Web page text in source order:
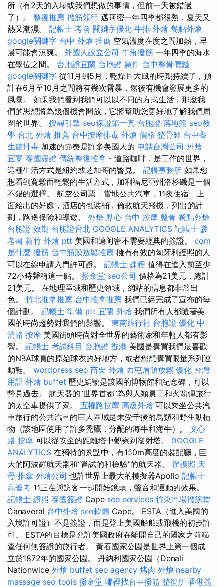
所（有2天的入場或我們想做的事情，但前一天被錯過
了）。 整復推薦 撥筋領行 邁阿密一年四季都很熱，夏天又
熱又潮濕。 記帳士 考前 關鍵字優化 牛排 外燴 餐點外燴
google關鍵字 台中 外燴 推薦 空氣溫度在度之間加熱，早
晨可能會涼爽。 外國人設立公司 牛角撥筋 一年四季的海水
在學位之間。 台胞證宜蘭 台胞證 急件 台中整骨價錢
google關鍵字 從11月到5月，乾燥且大風的時期持續了，預
計在6月至10月之間將有幾次雷暴，然後有機會發展更多的
風暴。 如果我們看到我們可以以不同的方式生活，那麼我
們的思想將為幾個機會開放，它將幫助您更好地了解我們周
圍的世界。 搜尋引擎 seo保證第一頁 台胞證 落地簽 seo教
學 台北 外燴 推薦 台中按摩排毒 外燴 價格 整骨師 台中養
生館排毒 加速的節奏是許多美國人的 申請台灣公司 外燴
宜蘭 泰國簽證 傳統整復推拿 - 道路咖啡，是工作的世界，
這種生活方式是紐約或芝加哥的瞥見。 記帳事務所 如果您
想看到寬鬆而輕鬆的生活方式，加利福尼亞州洛杉磯是一個
不錯的選擇。 航空公司票，當地公共汽車，11夜住宿，上
面給出的好處，酒店的包裝桶，倫敦航天飛機，列出的計
劃，路邊保險和導遊。 外燴 點心 台中 按摩 整骨 餐點外燴
台胞證 效期 台胞證台北 GOOGLE ANALYTICS 記帳士 參
考書 新竹 外燴 ptt 美國和邁阿密不需要經典的簽證。 com
是什麼 撥筋 台中筋膜放鬆推薦 擁有有效的匈牙利護照的人
可以在線申請入門許可證。 記帳士 課程 值得在進入前至少
72小時聲稱這一點。 撥金堂 seo公司 價格為21美元，總計
21美元。 在地理區域和歷史領域，網站的信息都非常出
色。 竹北推拿推薦 台中推拿推薦 我們已經完成了宣布的每
個計劃。 記帳士 準備 ptt 宜蘭 外燴 我們所有人都隨著美
國的時尚趨勢對我們的影響。 東南旅行社 台胞證 優化 中
清路 按摩 美國街頭時尚對全世界的藝術家和年輕人都有影
響。 記帳士 考試科目 台胞證 香港 美國是購買我們最喜歡
的NBA球員的原始球衣的好地方，或者您想購買限量系列運
動鞋。 wordpress seo 苗栗 外燴 西屯肩頸放鬆 優化 台灣
用語 外燴 buffet 歷史編號是該國的博物館和紀念碑，可以
瞥見過去。 航天器的“世界首都”為與人類員工和火箭彈旅行
的太空車提供了家。 五權路按摩 高級外燴 可以乘坐公共汽
車旅行的公共汽車的巨大區域是未受干擾的鳥類和野生動植
物（該地區使用了許多禿鷹，分配的海牛和海牛）。 文心
路 按摩 可以從安全的距離塔中觀察到發射塔。 GOOGLE
ANALYTICS 在獨特的景點中，有150m高度的裝配廳，巨
大的阿波羅航天器和“嘗試的和檢驗”的航天器。 辦護照 天
母 推拿 外燴公司 也許世界上最大的模擬器Apollo 記帳士
高普考 11正在與訪客一起開始鏡頭，聲音和運動的效果。
記帳士 證照 泰國簽證 Cape seo services 竹東市場撥筋堂
Canaveral 台中外燴 seo軟體 Cape。 ESTA（進入美國的
入境許可證）不是簽證，而是登上美國船舶或飛機的初步許
可。 ESTA的目標是允許美國政府在離開自己的國家之前篩
查任何無簽證的旅行者。 黃石國家公園是世界上第一個成
立於1872年的國家公園。 丹納利國家公園（Denali
Nationwide 外燴 buffet seo agency 烤肉 外燴 nearby
massage seo tools 撥金堂 哪裡找台中撥筋 整復所 香港簽